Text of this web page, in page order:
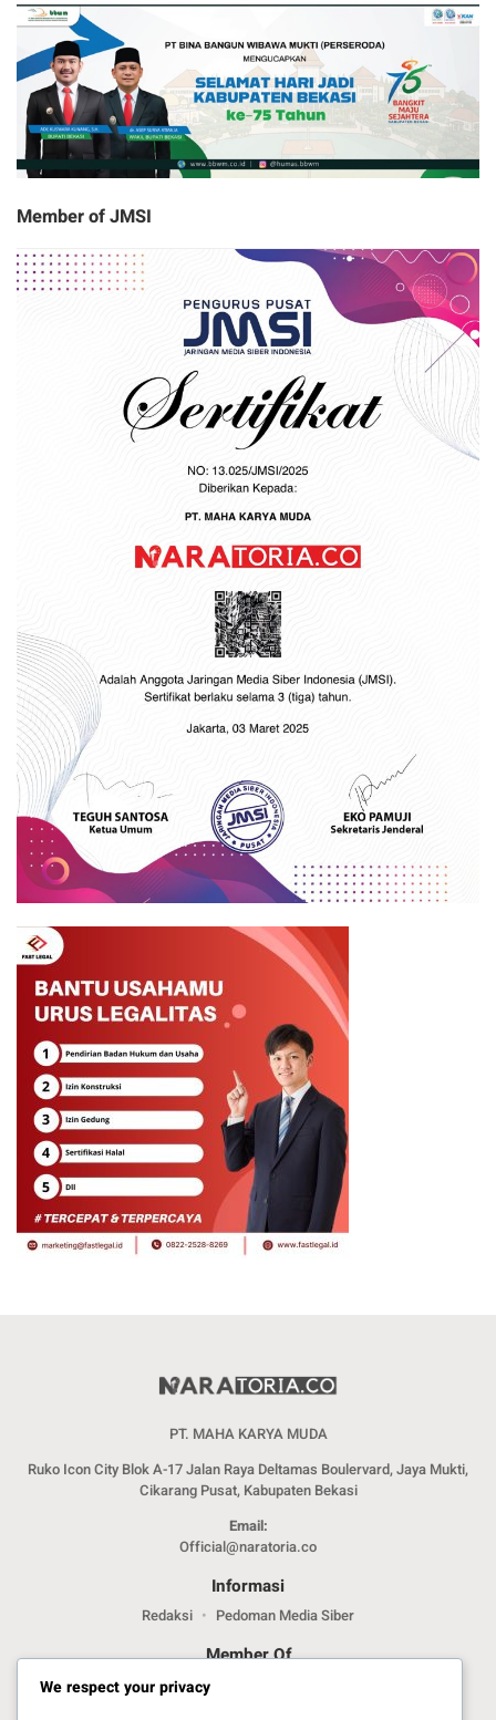
Member of JMSI
PT. MAHA KARYA MUDA
Ruko Icon City Blok A-17 Jalan Raya Deltamas Boulervard, Jaya Mukti,
Cikarang Pusat, Kabupaten Bekasi
Email:
Official@naratoria.co
Informasi
Redaksi Pedoman Media Siber
Member Of
We respect your privacy